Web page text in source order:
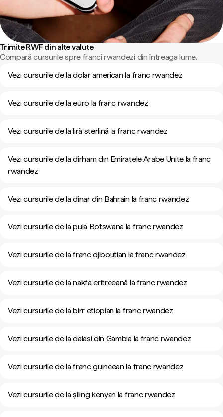
Trimite RWF din alte valute
Compară cursurile spre franci rwandezi din întreaga lume.
Vezi cursurile de la dolar american la franc rwandez
Vezi cursurile de la euro la franc rwandez
Vezi cursurile de la liră sterlină la franc rwandez
Vezi cursurile de la dirham din Emiratele Arabe Unite la franc
rwandez
Vezi cursurile de la dinar din Bahrain la franc rwandez
Vezi cursurile de la pula Botswana la franc rwandez
Vezi cursurile de la franc djiboutian la franc rwandez
Vezi cursurile de la nakfa eritreeană la franc rwandez
Vezi cursurile de la birr etiopian la franc rwandez
Vezi cursurile de la dalasi din Gambia la franc rwandez
Vezi cursurile de la franc guineean la franc rwandez
Vezi cursurile de la șiling kenyan la franc rwandez